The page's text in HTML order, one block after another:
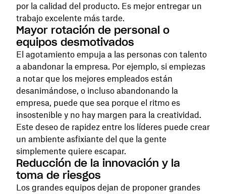
por la calidad del producto. Es mejor entregar un
trabajo excelente más tarde.
Mayor rotación de personal o
equipos desmotivados
El agotamiento empuja a las personas con talento
a abandonar la empresa. Por ejemplo, si empiezas
a notar que los mejores empleados están
desanimándose, o incluso abandonando la
empresa, puede que sea porque el ritmo es
insostenible y no hay margen para la creatividad.
Este deseo de rapidez entre los líderes puede crear
un ambiente asfixiante del que la gente
simplemente quiere escapar.
Reducción de la innovación y la
toma de riesgos
Los grandes equipos dejan de proponer grandes